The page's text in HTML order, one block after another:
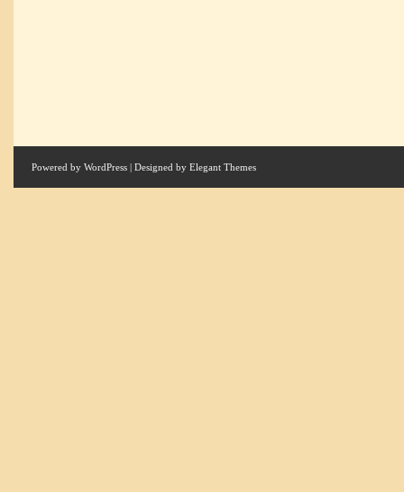
Powered by WordPress | Designed by Elegant Themes